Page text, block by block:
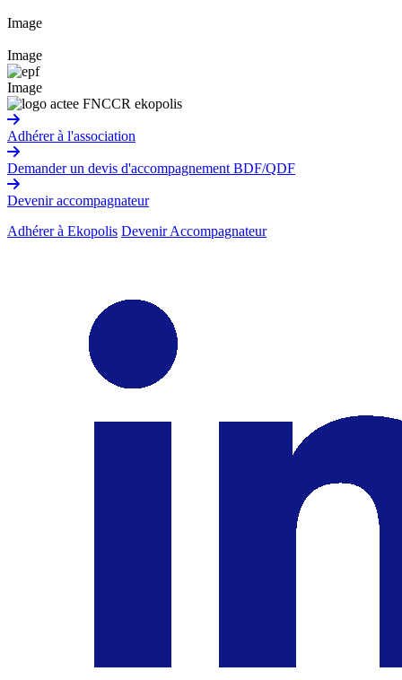
Image
Image
Image
Adhérer à l'association
Demander un devis d'accompagnement BDF/QDF
Devenir accompagnateur
Adhérer à Ekopolis Devenir Accompagnateur